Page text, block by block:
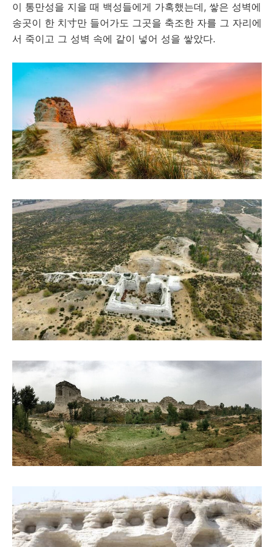
이 통만성을 지을 때 백성들에게 가혹했는데, 쌓은 성벽에
송곳이 한 치寸만 들어가도 그곳을 축조한 자를 그 자리에
서 죽이고 그 성벽 속에 같이 넣어 성을 쌓았다.